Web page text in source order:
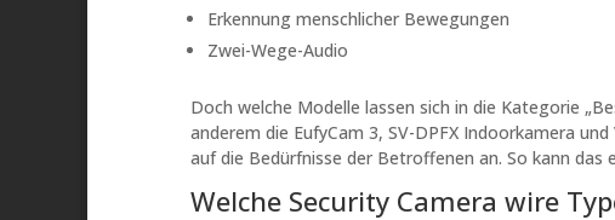
Erkennung menschlicher Bewegungen
Zwei-Wege-Audio
Doch welche Modelle lassen sich in die Kategorie
anderem die EufyCam 3, SV-DPFX Indoorkamera
auf die Bedürfnisse der Betroffenen an. So kann das
Welche Security Camera wire